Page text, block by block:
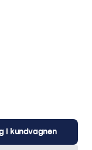
i kundvagnen